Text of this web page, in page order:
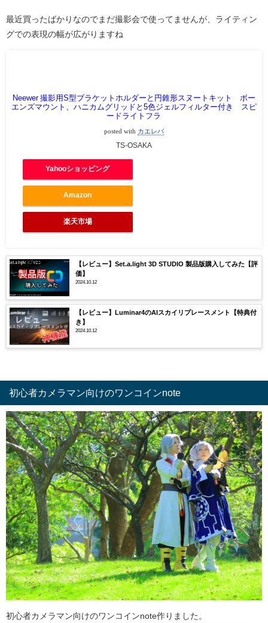
最近買ったばかりなのでまだ撮影会で使ってませんが、ライティン
グでの表現の幅が広がりますね
Neewer 撮影用S型ブラケットホルダーと円錐形スヌートキット ボー
エンズマウント、ハニカムグリッドと5色ジェルフィルター付き スピ
ードライトフラ
posted with カエレバ
TS-OSAKA
Yahooショッピング
Amazon
楽天市場
【レビュー】Set.a.light 3D STUDIO 製品版購入してみた【評
価】
2024.10.12
【レビュー】Luminar4のAIスカイリプレースメント【特典付
き】
2024.10.12
初心者カメラマン向けのワンコインnote
初心者カメラマン向けのワンコインnote作りました。